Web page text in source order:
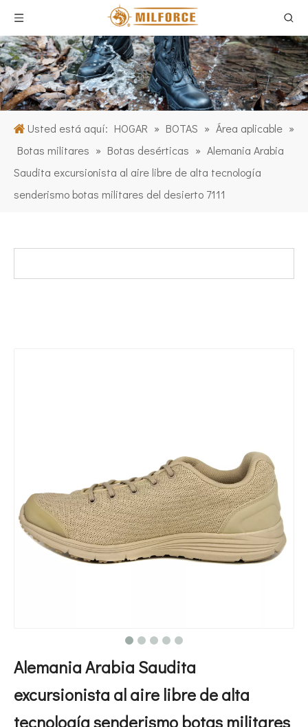
Usted está aquí: HOGAR » BOTAS » Área aplicable »
Botas militares » Botas desérticas » Alemania Arabia
Saudita excursionista al aire libre de alta tecnología
senderismo botas militares del desierto 7111
Alemania Arabia Saudita
excursionista al aire libre de alta
tecnología senderismo botas militares